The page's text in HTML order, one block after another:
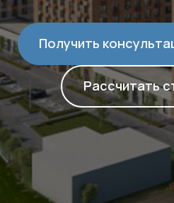
Получить
Рассчитать